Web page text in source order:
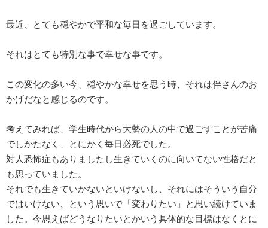
最近、とても穏やかで平和な毎日を過ごしています。
それはとても特別な事で幸せな事です。
この変化の多い今、穏やかな幸せを思う時、それは伴さんのお
かげだなと感じるのです。
考えてみれば、学生時代から大勢の人の中で過ごすことが苦痛
でしかたなく、とにかく毎日必死でした。
対人恐怖症もありましたし生きていくのに向いてない性格だと
も思っていました。
それでも生きていかないといけないし、それにはそういう自分
ではいけない、という思いで「変わりたい」と思い続けていま
した。今思えばどうなりたいとかいう具体的な目標はなくとに